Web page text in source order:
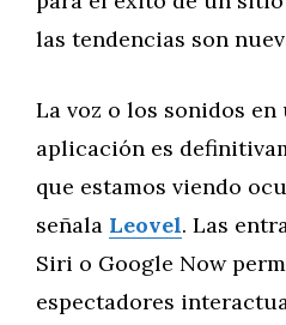
las tendencias son
La voz o los sonidos
aplicación es
que estamos viendo
señala Leovel. Las
Siri o Google Now
espectadores